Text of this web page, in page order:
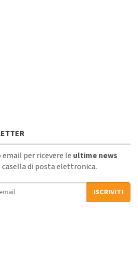
per ricevere le ultime news
di posta elettronica.
ISCRIVITI